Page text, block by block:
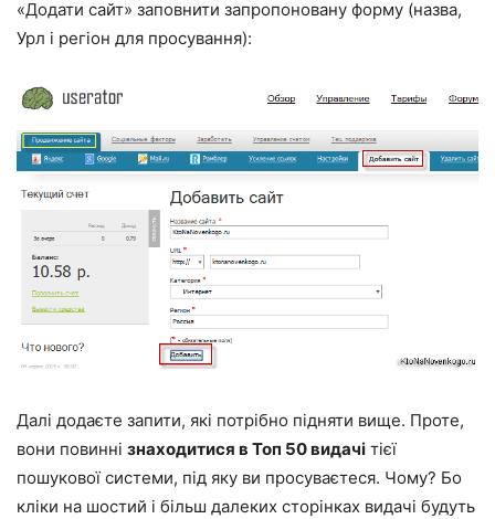
«Додати сайт» заповнити запропоновану форму (назва,
Урл і регіон для просування):
Далі додаєте запити, які потрібно підняти вище. Проте,
вони повинні знаходитися в Топ 50 видачі тієї
пошукової системи, під яку ви просуваєтеся. Чому? Бо
кліки на шостий і більш далеких сторінках видачі будуть